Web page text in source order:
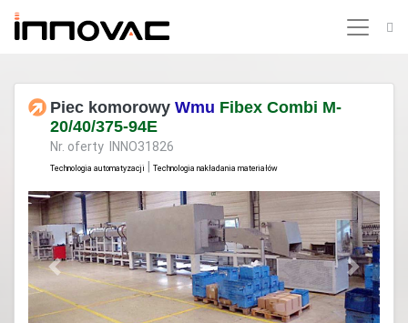
Piec komorowy Wmu Fibex Combi M-
20/40/375-94E
Nr. oferty INNO31826
Technologia automatyzacji Technologia nakładania materiałów
Previous Next